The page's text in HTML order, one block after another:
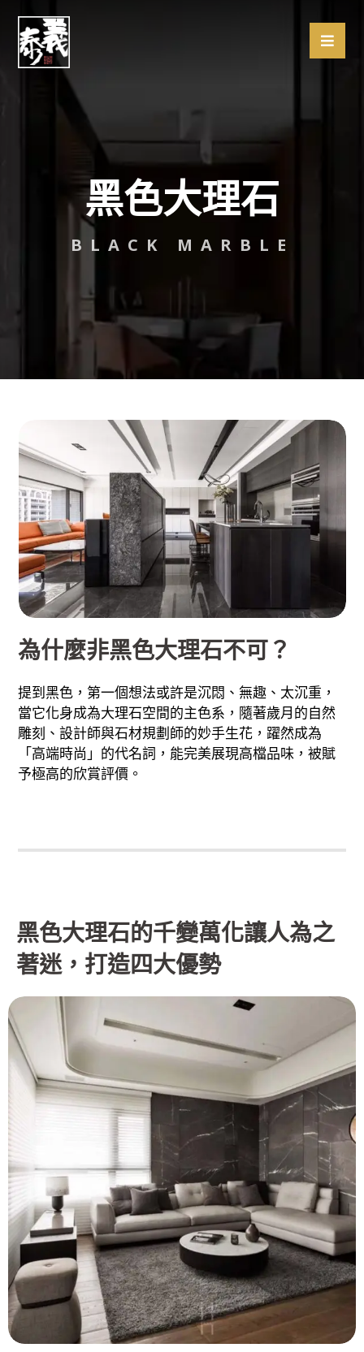
黑色大理石
BLACK MARBLE
為什麼非黑色大理石不可？
提到黑色，第一個想法或許是沉悶、無趣、太沉重，
當它化身成為大理石空間的主色系，隨著歲月的自然
雕刻、設計師與石材規劃師的妙手生花，躍然成為
「高端時尚」的代名詞，能完美展現高檔品味，被賦
予極高的欣賞評價。
黑色大理石的千變萬化讓人為之
著迷，打造四大優勢